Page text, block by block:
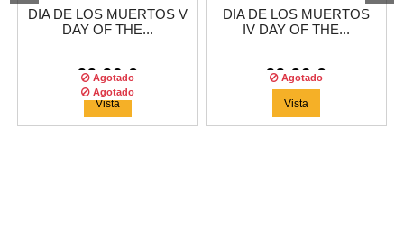
DIA DE LOS MUERTOS V
DAY OF THE...
99,96 €
Agotado
Vista
DIA DE LOS MUERTOS
IV DAY OF THE...
99,96 €
Agotado
Vista
Agotado